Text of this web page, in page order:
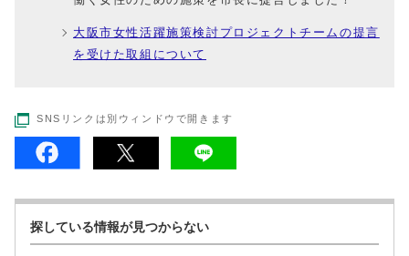
大阪市女性活躍施策検討プロジェクトチームの提言
を受けた取組について
SNSリンクは別ウィンドウで開きます
探している情報が見つからない